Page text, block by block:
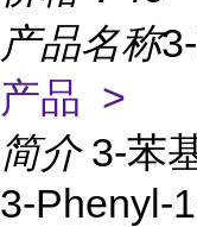
产品名称
产品 >
简介 3-苯
3-Phenyl-